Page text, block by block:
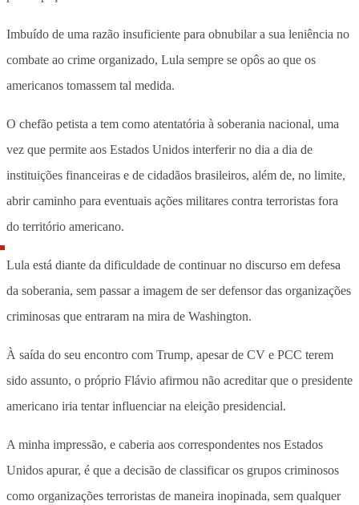
Imbuído de uma razão insuficiente para obnubilar a sua leniência no
combate ao crime organizado, Lula sempre se opôs ao que os
americanos tomassem tal medida.
O chefão petista a tem como atentatória à soberania nacional, uma
vez que permite aos Estados Unidos interferir no dia a dia de
instituições financeiras e de cidadãos brasileiros, além de, no limite,
abrir caminho para eventuais ações militares contra terroristas fora
do território americano.
Lula está diante da dificuldade de continuar no discurso em defesa
da soberania, sem passar a imagem de ser defensor das organizações
criminosas que entraram na mira de Washington.
À saída do seu encontro com Trump, apesar de CV e PCC terem
sido assunto, o próprio Flávio afirmou não acreditar que o presidente
americano iria tentar influenciar na eleição presidencial.
A minha impressão, e caberia aos correspondentes nos Estados
Unidos apurar, é que a decisão de classificar os grupos criminosos
como organizações terroristas de maneira inopinada, sem qualquer